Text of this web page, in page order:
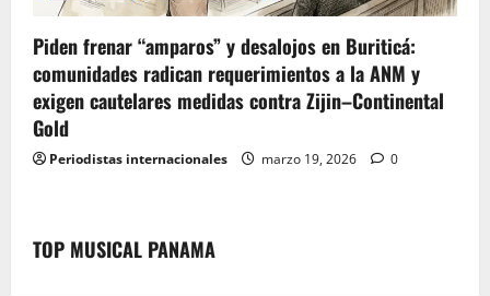
Piden frenar “amparos” y desalojos en Buriticá:
comunidades radican requerimientos a la ANM y
exigen cautelares medidas contra Zijin–Continental
Gold
Periodistas internacionales marzo 19, 2026 0
TOP MUSICAL PANAMA